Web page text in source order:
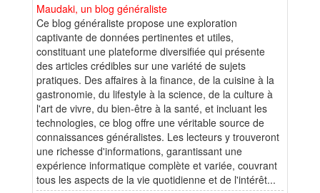
Maudaki, un blog généraliste
Ce blog généraliste propose une exploration
captivante de données pertinentes et utiles,
constituant une plateforme diversifiée qui présente
des articles crédibles sur une variété de sujets
pratiques. Des affaires à la finance, de la cuisine à la
gastronomie, du lifestyle à la science, de la culture à
l'art de vivre, du bien-être à la santé, et incluant les
technologies, ce blog offre une véritable source de
connaissances généralistes. Les lecteurs y trouveront
une richesse d'informations, garantissant une
expérience informatique complète et variée, couvrant
tous les aspects de la vie quotidienne et de l'intérêt...